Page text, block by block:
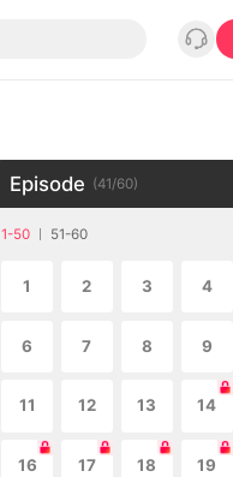
Episode (41/60)
1-50 51-60
1 2 3 4
6 7 8 9
11 12 13 14
16 17 18 19